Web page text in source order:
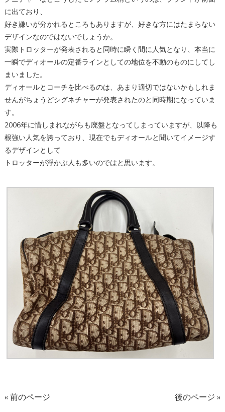
に出ており、
好き嫌いが分かれるところもありますが、好きな方にはたまらない
デザインなのではないでしょうか。
実際トロッターが発表されると同時に瞬く間に人気となり、本当に
一瞬でディオールの定番ラインとしての地位を不動のものにしてし
まいました。
ディオールとコーチを比べるのは、あまり適切ではないかもしれま
せんがちょうどシグネチャーが発表されたのと同時期になっていま
す。
2006年に惜しまれながらも廃盤となってしまっていますが、以降も
根強い人気を誇っており、現在でもディオールと聞いてイメージす
るデザインとして
トロッターが浮かぶ人も多いのではと思います。
« 前のページ 後のページ »